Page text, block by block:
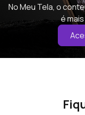
No Meu Tela, o
é